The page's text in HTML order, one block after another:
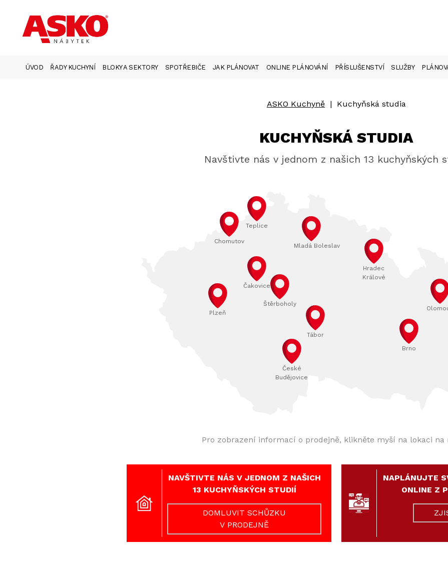
ÚVOD ŘADY KUCHYNÍ BLOKY A SEKTORY SPOTŘEBIČE JAK PLÁNOVAT ONLINE PLÁNOVÁNÍ PŘÍSLUŠENSTVÍ SLUŽBY
ASKO Kuchyně | Kuchyňská studia
KUCHYŇSKÁ STUDIA
Navštivte nás v jednom z našich 13 kuchyňských
Štěrboholy
Plzeň
Teplice
Tábor
Chomutov
České
Budějovice
Hradec
Králové
Mladá Boleslav
Brno
Čakovice
Pro zobrazení informací o prodejně, klikněte myší na lokaci na
NAVŠTIVTE NÁS V JEDNOM Z NAŠICH
13 KUCHYŇSKÝCH STUDIÍ
DOMLUVIT SCHŮZKU
V PRODEJNĚ
NAPLÁNUJTE
ONLINE Z